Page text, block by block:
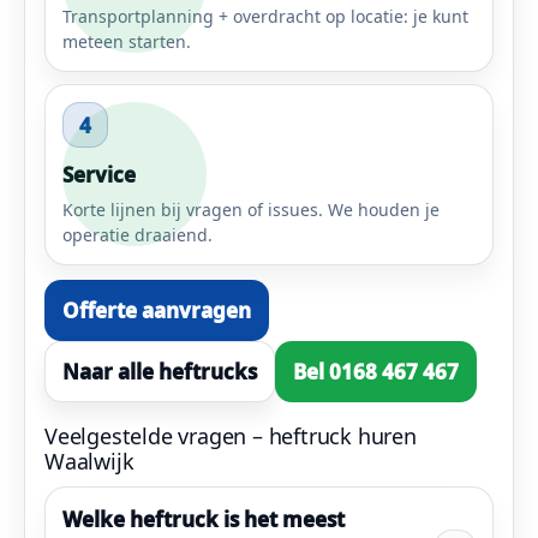
Transportplanning + overdracht op locatie: je kunt
meteen starten.
4
Service
Korte lijnen bij vragen of issues. We houden je
operatie draaiend.
Offerte aanvragen
Naar alle heftrucks Bel 0168 467 467
Veelgestelde vragen – heftruck huren
Waalwijk
Welke heftruck is het meest